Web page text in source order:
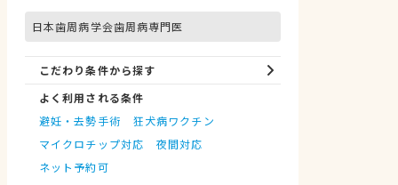
日本歯周病学会歯周病専門医
こだわり条件から探す
よく利用される条件
避妊・去勢手術
狂犬病ワクチン
マイクロチップ対応
夜間対応
ネット予約可